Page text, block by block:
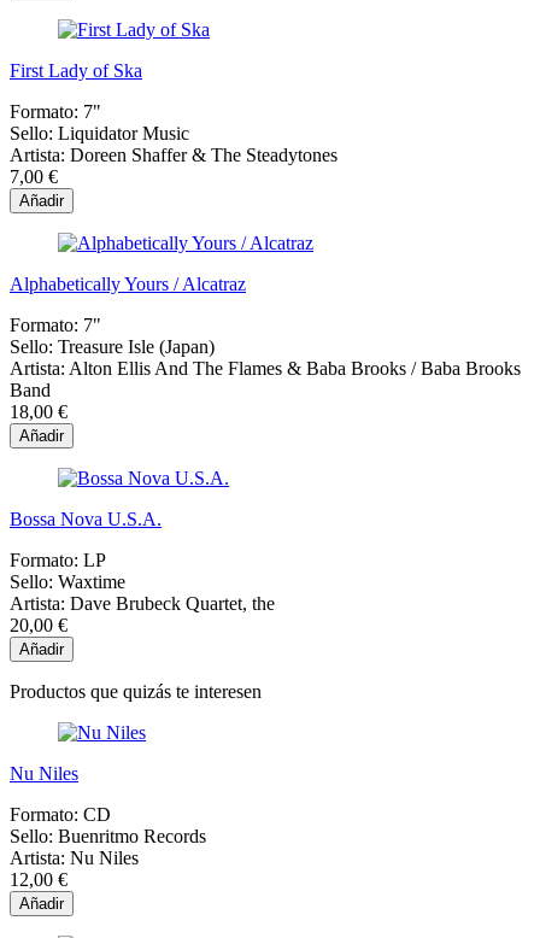
First Lady of Ska
Formato: 7"
Sello: Liquidator Music
Artista: Doreen Shaffer & The Steadytones
7,00 €
Añadir
Alphabetically Yours / Alcatraz
Formato: 7"
Sello: Treasure Isle (Japan)
Artista: Alton Ellis And The Flames & Baba Brooks / Baba Brooks
Band
18,00 €
Añadir
Bossa Nova U.S.A.
Formato: LP
Sello: Waxtime
Artista: Dave Brubeck Quartet, the
20,00 €
Añadir
Productos que quizás te interesen
Nu Niles
Formato: CD
Sello: Buenritmo Records
Artista: Nu Niles
12,00 €
Añadir